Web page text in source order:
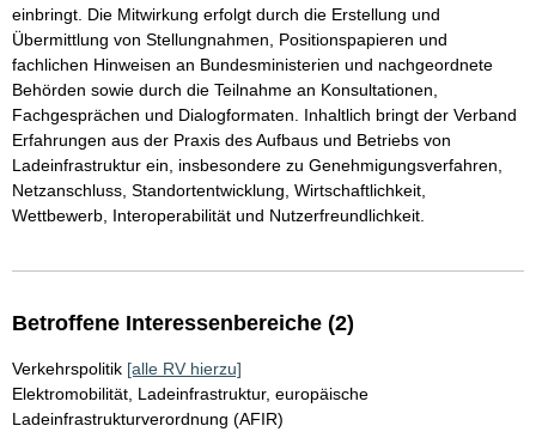
einbringt. Die Mitwirkung erfolgt durch die Erstellung und
Übermittlung von Stellungnahmen, Positionspapieren und
fachlichen Hinweisen an Bundesministerien und nachgeordnete
Behörden sowie durch die Teilnahme an Konsultationen,
Fachgesprächen und Dialogformaten. Inhaltlich bringt der Verband
Erfahrungen aus der Praxis des Aufbaus und Betriebs von
Ladeinfrastruktur ein, insbesondere zu Genehmigungsverfahren,
Netzanschluss, Standortentwicklung, Wirtschaftlichkeit,
Wettbewerb, Interoperabilität und Nutzerfreundlichkeit.
Betroffene Interessenbereiche (2)
Verkehrspolitik [alle RV hierzu]
Elektromobilität, Ladeinfrastruktur, europäische
Ladeinfrastrukturverordnung (AFIR)